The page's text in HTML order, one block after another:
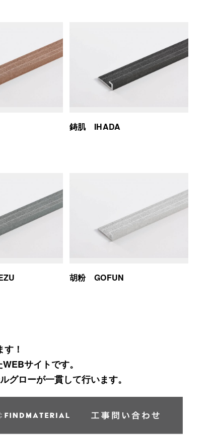
鋳肌 IHADA
胡粉 GOFUN
！
サイトです。
グローが一貫して行います。